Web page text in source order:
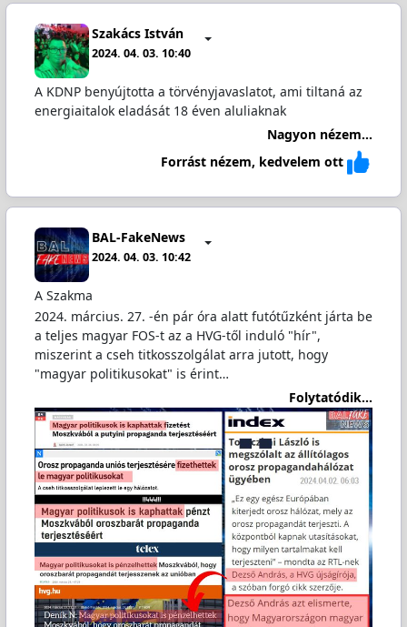
Szakács István
2024. 04. 03. 10:40
A KDNP benyújtotta a törvényjavaslatot, ami tiltaná az
energiaitalok eladását 18 éven aluliaknak
Nagyon nézem...
Forrást nézem, kedvelem ott
BAL-FakeNews
2024. 04. 03. 10:42
A Szakma
2024. március. 27. -én pár óra alatt futótűzként járta be
a teljes magyar FOS-t az a HVG-től induló "hír",
miszerint a cseh titkosszolgálat arra jutott, hogy
"magyar politikusokat" is érint…
Folytatódik...